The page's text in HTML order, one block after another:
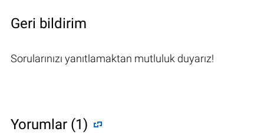
Geri bildirim
Sorularınızı yanıtlamaktan mutluluk duyarız!
Yorumlar (1)